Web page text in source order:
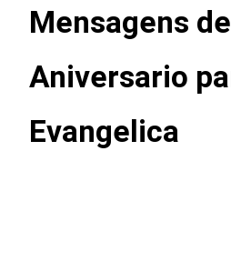
Mensagens de
Aniversario
Evangelica